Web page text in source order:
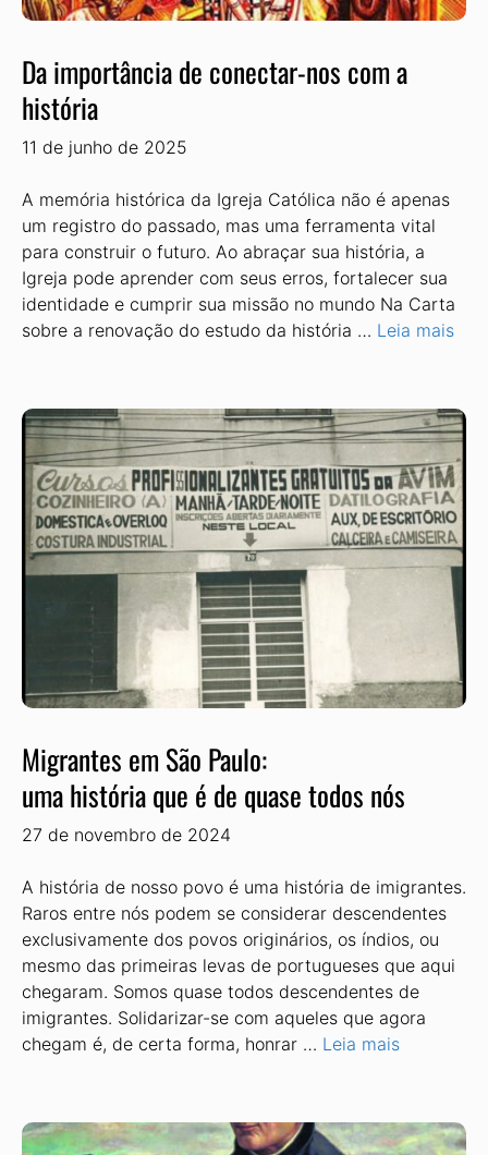
Da importância de conectar-nos com a
história
11 de junho de 2025
A memória histórica da Igreja Católica não é apenas
um registro do passado, mas uma ferramenta vital
para construir o futuro. Ao abraçar sua história, a
Igreja pode aprender com seus erros, fortalecer sua
identidade e cumprir sua missão no mundo Na Carta
sobre a renovação do estudo da história … Leia mais
Migrantes em São Paulo:
uma história que é de quase todos nós
27 de novembro de 2024
A história de nosso povo é uma história de imigrantes.
Raros entre nós podem se considerar descendentes
exclusivamente dos povos originários, os índios, ou
mesmo das primeiras levas de portugueses que aqui
chegaram. Somos quase todos descendentes de
imigrantes. Solidarizar-se com aqueles que agora
chegam é, de certa forma, honrar … Leia mais